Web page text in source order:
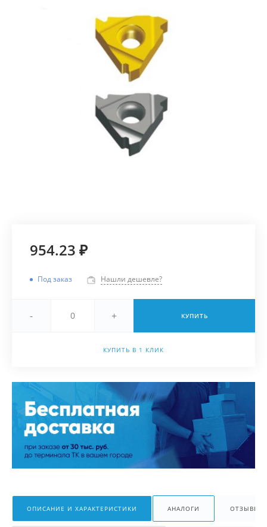
954.23 ₽
Под заказ Нашли дешевле?
- + КУПИТЬ
КУПИТЬ В 1 КЛИК
ОПИСАНИЕ И ХАРАКТЕРИСТИКИ АНАЛОГИ ОТЗЫВЫ